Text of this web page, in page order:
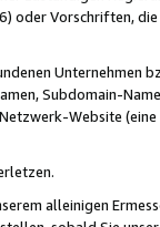
oder Vorschriften,
Unternehmen
Subdomain-
Website
alleinigen